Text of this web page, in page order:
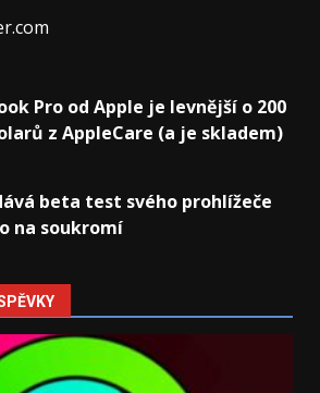
Pro od Apple je levnější o 200
z AppleCare (a je skladem)
beta test svého prohlížeče
na soukromí